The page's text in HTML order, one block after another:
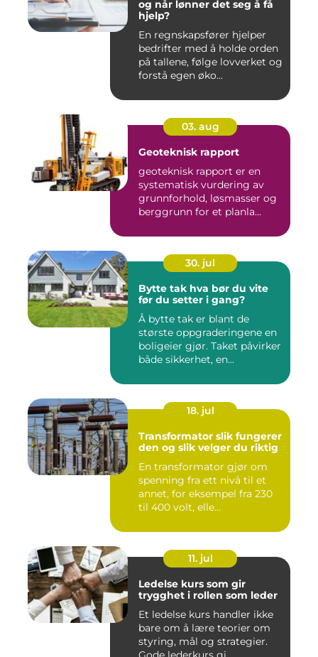
og når lønner det seg å få
hjelp?
En regnskapsfører hjelper
bedrifter med å holde orden
på tallene, følge lovverket og
forstå egen øko...
03. aug
Geoteknisk rapport
geoteknisk rapport er en
systematisk vurdering av
grunnforhold, løsmasser og
berggrunn for et planla...
30. jul
Bytte tak hva bør du vite
før du setter i gang?
Å bytte tak er blant de
største oppgraderingene en
boligeier gjør. Taket påvirker
både sikkerhet, en...
18. jul
Transformator slik fungerer
den og slik velger du riktig
En transformator gjør om
spenning fra ett nivå til et
annet, for eksempel fra 230
til 400 volt, elle...
11. jul
Ledelse kurs som gir
trygghet i rollen som leder
Et ledelse kurs handler ikke
bare om å lære teorier om
styring, mål og strategier.